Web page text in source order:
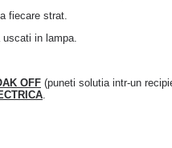
fiecare strat.
in lampa.
OFF (puneti solutia intr-un